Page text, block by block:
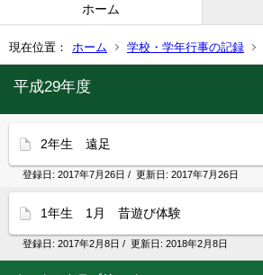
ホーム
現在位置： ホーム 学校・学年行事の記録
平成29年度
2年生 遠足
登録日: 2017年7月26日 / 更新日: 2017年7月26日
1年生 1月 昔遊び体験
登録日: 2017年2月8日 / 更新日: 2018年2月8日